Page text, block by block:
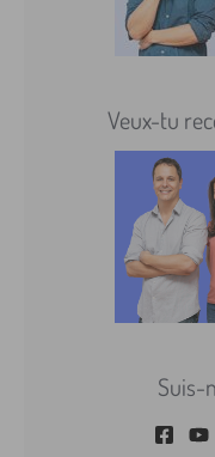
Veux-tu
Suis-